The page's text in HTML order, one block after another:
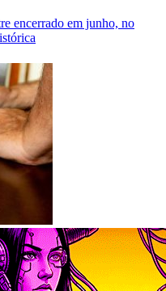
encerrado em junho, no